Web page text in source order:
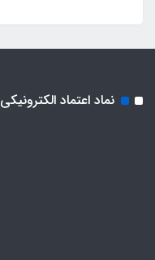
نماد اعتماد الکترونیکی